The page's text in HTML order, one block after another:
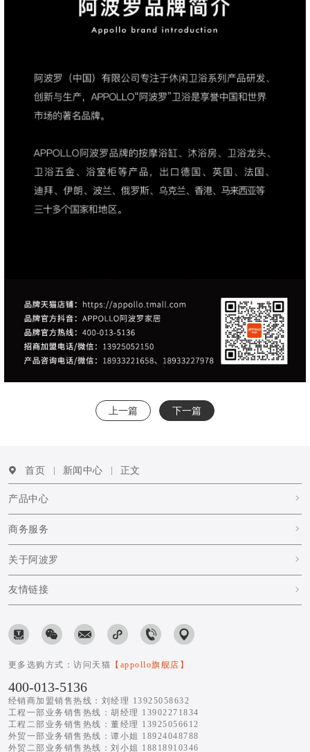
上一篇 下一篇
首页 新闻中心 正文
产品中心
商务服务
关于阿波罗
友情链接
更多选购方式：访问天猫 【appollo旗舰店】
400-013-5136
经销商加盟销售热线：刘经理 13925058632
工程一部业务销售热线：胡经理 13902271834
工程二部业务销售热线：董经理 13925056612
外贸一部业务销售热线：谭小姐 18924048788
外贸二部业务销售热线：刘小姐 18818910346